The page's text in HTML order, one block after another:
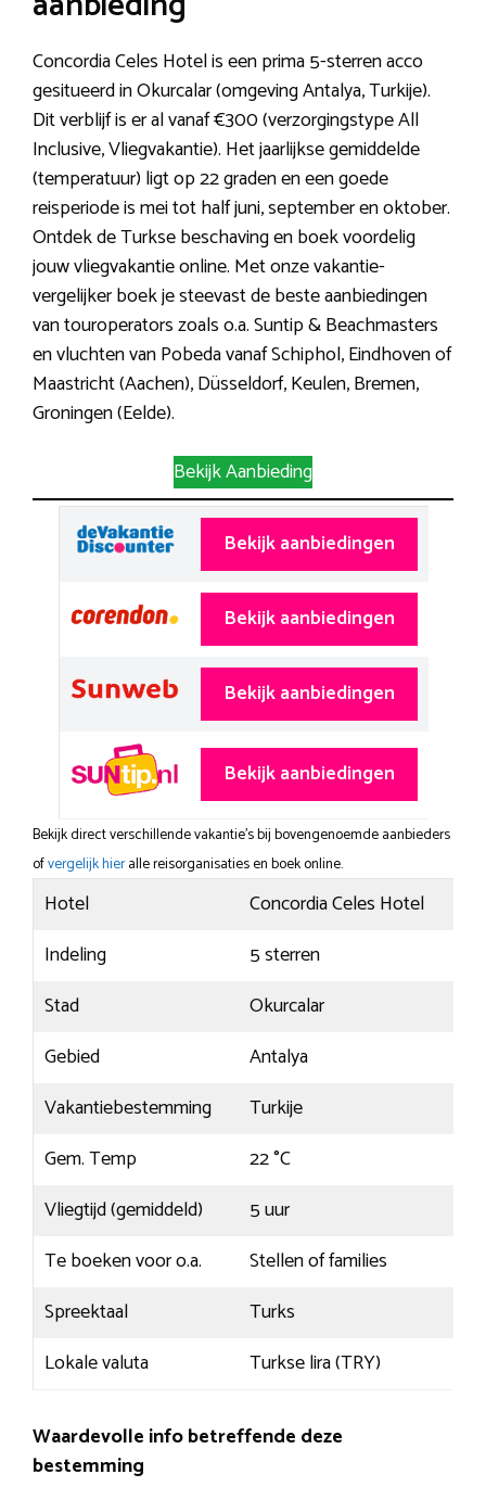
Concordia Celes Hotel is een prima 5-sterren acco
gesitueerd in Okurcalar (omgeving Antalya, Turkije).
Dit verblijf is er al vanaf €300 (verzorgingstype All
Inclusive, Vliegvakantie). Het jaarlijkse gemiddelde
(temperatuur) ligt op 22 graden en een goede
reisperiode is mei tot half juni, september en oktober.
Ontdek de Turkse beschaving en boek voordelig
jouw vliegvakantie online. Met onze vakantie-
vergelijker boek je steevast de beste aanbiedingen
van touroperators zoals o.a. Suntip & Beachmasters
en vluchten van Pobeda vanaf Schiphol, Eindhoven of
Maastricht (Aachen), Düsseldorf, Keulen, Bremen,
Groningen (Eelde).
Bekijk Aanbieding
Bekijk aanbiedingen
Bekijk aanbiedingen
Bekijk aanbiedingen
Bekijk aanbiedingen
Bekijk direct verschillende vakantie's bij bovengenoemde aanbieders
ofvergelijk hieralle reisorganisaties en boek online.
Hotel
Concordia Celes Hotel
Indeling
5 sterren
Stad
Okurcalar
Gebied
Antalya
Vakantiebestemming
Turkije
Gem. Temp
22 °C
Vliegtijd (gemiddeld)
5 uur
Te boeken voor o.a.
Stellen of families
Spreektaal
Turks
Lokale valuta
Turkse lira (TRY)
Waardevolle info betreffende deze
bestemming